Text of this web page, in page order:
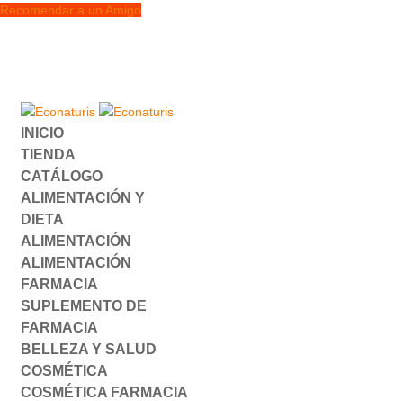
Recomendar a un Amigo
INICIO
TIENDA
CATÁLOGO
ALIMENTACIÓN Y
DIETA
ALIMENTACIÓN
ALIMENTACIÓN
FARMACIA
SUPLEMENTO DE
FARMACIA
BELLEZA Y SALUD
COSMÉTICA
COSMÉTICA FARMACIA